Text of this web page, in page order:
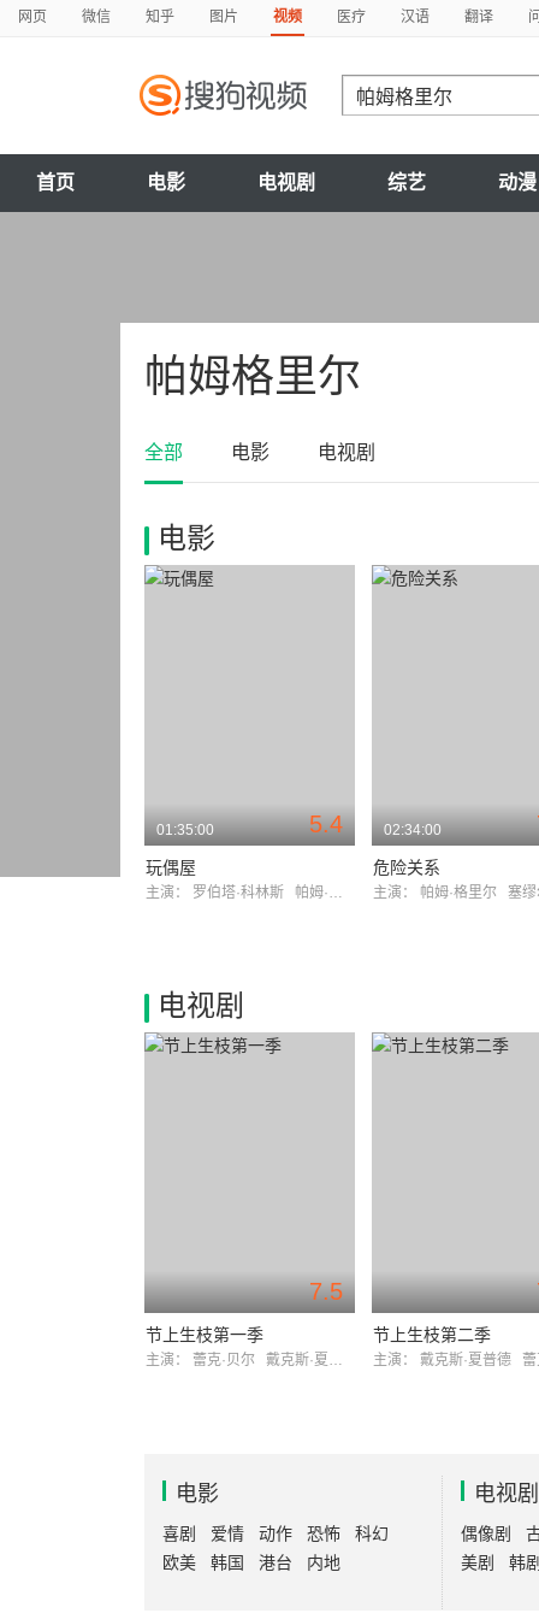
网页 微信 知乎 图片 视频 医疗 汉语 翻译
首页 电影 电视剧 综艺 动漫
帕姆格里尔
全部 电影 电视剧
电影
5.4
01:35:00
玩偶屋
主演： 罗伯塔·科林斯 帕姆·格里尔
02:34:00
危险关系
主演： 帕姆·格里尔 塞缪尔·
电视剧
7.5
节上生枝第一季
主演： 蕾克·贝尔 戴克斯·夏普德
节上生枝第二季
主演： 戴克斯·夏普德 蕾
电影
喜剧 爱情 动作 恐怖
科幻
欧美
韩国 港台 内地
电视剧
偶像剧
美剧
韩